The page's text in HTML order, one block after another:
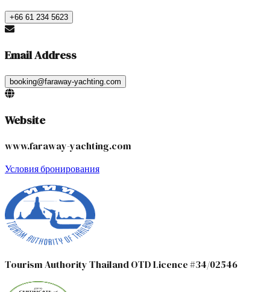
+66 61 234 5623
Email Address
booking@faraway-yachting.com
Website
www.faraway-yachting.com
Условия бронирования
Tourism Authority Thailand OTD Licence #34/02546